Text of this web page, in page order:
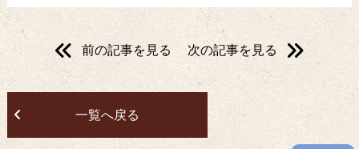
前の記事を見る 次の記事を見る
一覧へ戻る